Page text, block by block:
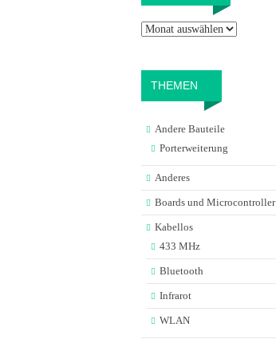
THEMEN
Andere Bauteile
Porterweiterung
Anderes
Boards und Microcontroller
Kabellos
433 MHz
Bluetooth
Infrarot
WLAN